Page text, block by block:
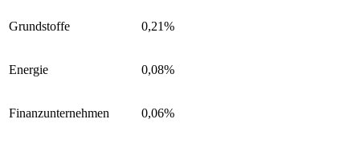
Grundstoffe 0,21%
Energie 0,08%
Finanzunternehmen 0,06%